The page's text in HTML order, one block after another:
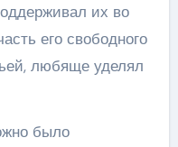
их во
его свободного
любяще уделял
было